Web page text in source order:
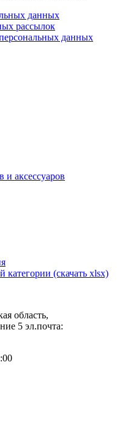
данных
рассылок
данных
и аксессуаров
категории (скачать xlsx)
область,
5 эл.почта: